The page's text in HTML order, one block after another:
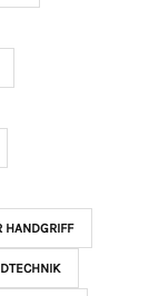
HANDGRIFF